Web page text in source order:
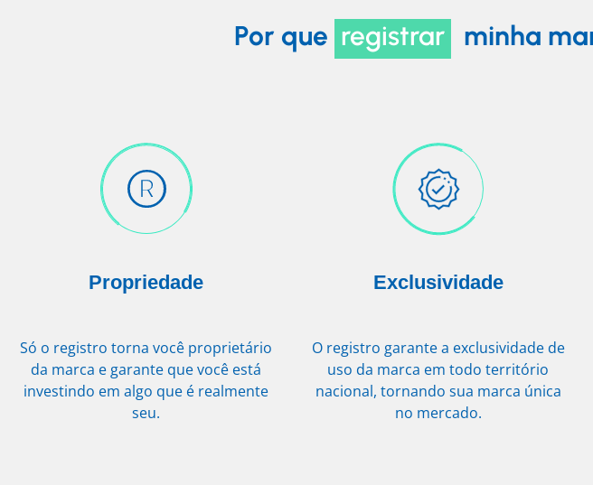
Por que registrar minha
Propriedade
Só o registro torna você proprietário
da marca e garante que você está
investindo em algo que é realmente
seu.
Exclusividade
O registro garante a exclusividade de
uso da marca em todo território
nacional, tornando sua marca única
no mercado.